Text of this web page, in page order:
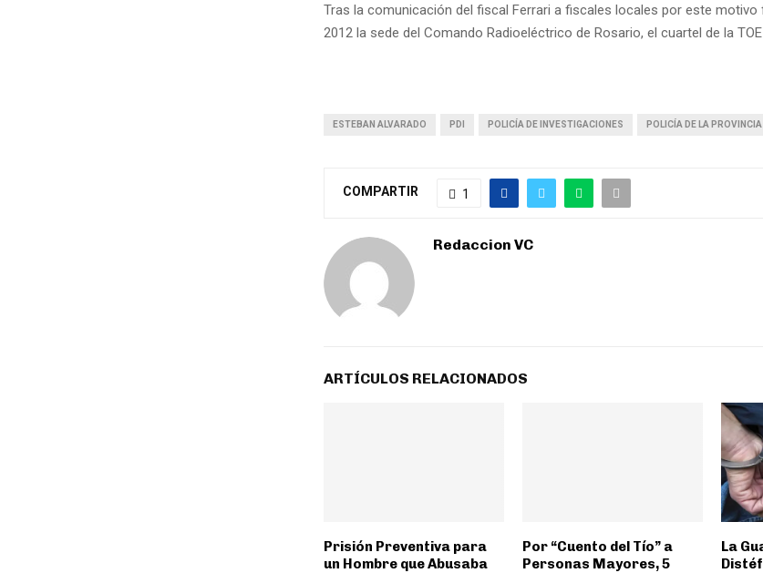
Tras la comunicación del fiscal Ferrari a fiscales locales por este motivo
2012 la sede del Comando Radioeléctrico de Rosario, el cuartel de la
ESTEBAN ALVARADO PDI POLICÍA DE INVESTIGACIONES POLICÍA DE LA PROVINCIA
COMPARTIR 1
Redaccion VC
ARTÍCULOS RELACIONADOS
Prisión Preventiva para
un Hombre que Abusaba
Por “Cuento del Tío” a
Personas Mayores, 5
La